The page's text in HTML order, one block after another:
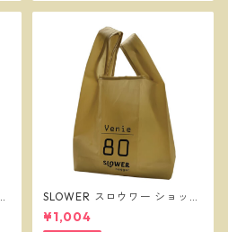
SLOWER スロウワー ショッパ
ーバッグ ビーニー L サンド SL
W256
¥1,004